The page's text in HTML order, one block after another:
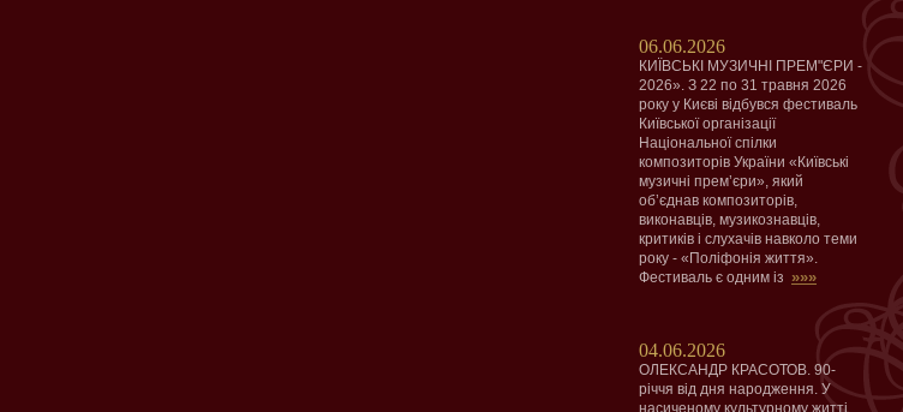
06.06.2026
КИЇВСЬКІ МУЗИЧНІ ПРЕМ"ЄРИ -
2026». З 22 по 31 травня 2026
року у Києві відбувся фестиваль
Київської організації
Національної спілки
композиторів України «Київські
музичні прем’єри», який
об’єднав композиторів,
виконавців, музикознавців,
критиків і слухачів навколо теми
року - «Поліфонія життя».
Фестиваль є одним із »»»
04.06.2026
ОЛЕКСАНДР КРАСОТОВ. 90-
річчя від дня народження. У
насиченому культурному житті